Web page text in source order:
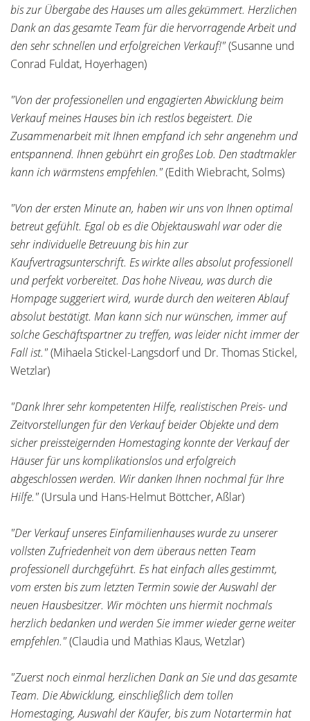
bis zur Übergabe des Hauses um alles gekümmert. Herzlichen
Dank an das gesamte Team für die hervorragende Arbeit und
den sehr schnellen und erfolgreichen Verkauf!"(Susanne und
Conrad Fuldat, Hoyerhagen)
"Von der professionellen und engagierten Abwicklung beim
Verkauf meines Hauses bin ich restlos begeistert. Die
Zusammenarbeit mit Ihnen empfand ich sehr angenehm und
entspannend. Ihnen gebührt ein großes Lob. Den stadtmakler
kann ich wärmstens empfehlen."(Edith Wiebracht, Solms)
"Von der ersten Minute an, haben wir uns von Ihnen optimal
betreut gefühlt. Egal ob es die Objektauswahl war oder die
sehr individuelle Betreuung bis hin zur
Kaufvertragsunterschrift. Es wirkte alles absolut professionell
und perfekt vorbereitet. Das hohe Niveau, was durch die
Hompage suggeriert wird, wurde durch den weiteren Ablauf
absolut bestätigt. Man kann sich nur wünschen, immer auf
solche Geschäftspartner zu treffen, was leider nicht immer der
Fall ist."(Mihaela Stickel-Langsdorf und Dr. Thomas Stickel,
Wetzlar)
"Dank Ihrer sehr kompetenten Hilfe, realistischen Preis- und
Zeitvorstellungen für den Verkauf beider Objekte und dem
sicher preissteigernden Homestaging konnte der Verkauf der
Häuser für uns komplikationslos und erfolgreich
abgeschlossen werden. Wir danken Ihnen nochmal für Ihre
Hilfe."(Ursula und Hans-Helmut Böttcher, Aßlar)
"Der Verkauf unseres Einfamilienhauses wurde zu unserer
vollsten Zufriedenheit von dem überaus netten Team
professionell durchgeführt. Es hat einfach alles gestimmt,
vom ersten bis zum letzten Termin sowie der Auswahl der
neuen Hausbesitzer. Wir möchten uns hiermit nochmals
herzlich bedanken und werden Sie immer wieder gerne weiter
empfehlen."(Claudia und Mathias Klaus, Wetzlar)
"Zuerst noch einmal herzlichen Dank an Sie und das gesamte
Team. Die Abwicklung, einschließlich dem tollen
Homestaging, Auswahl der Käufer, bis zum Notartermin hat